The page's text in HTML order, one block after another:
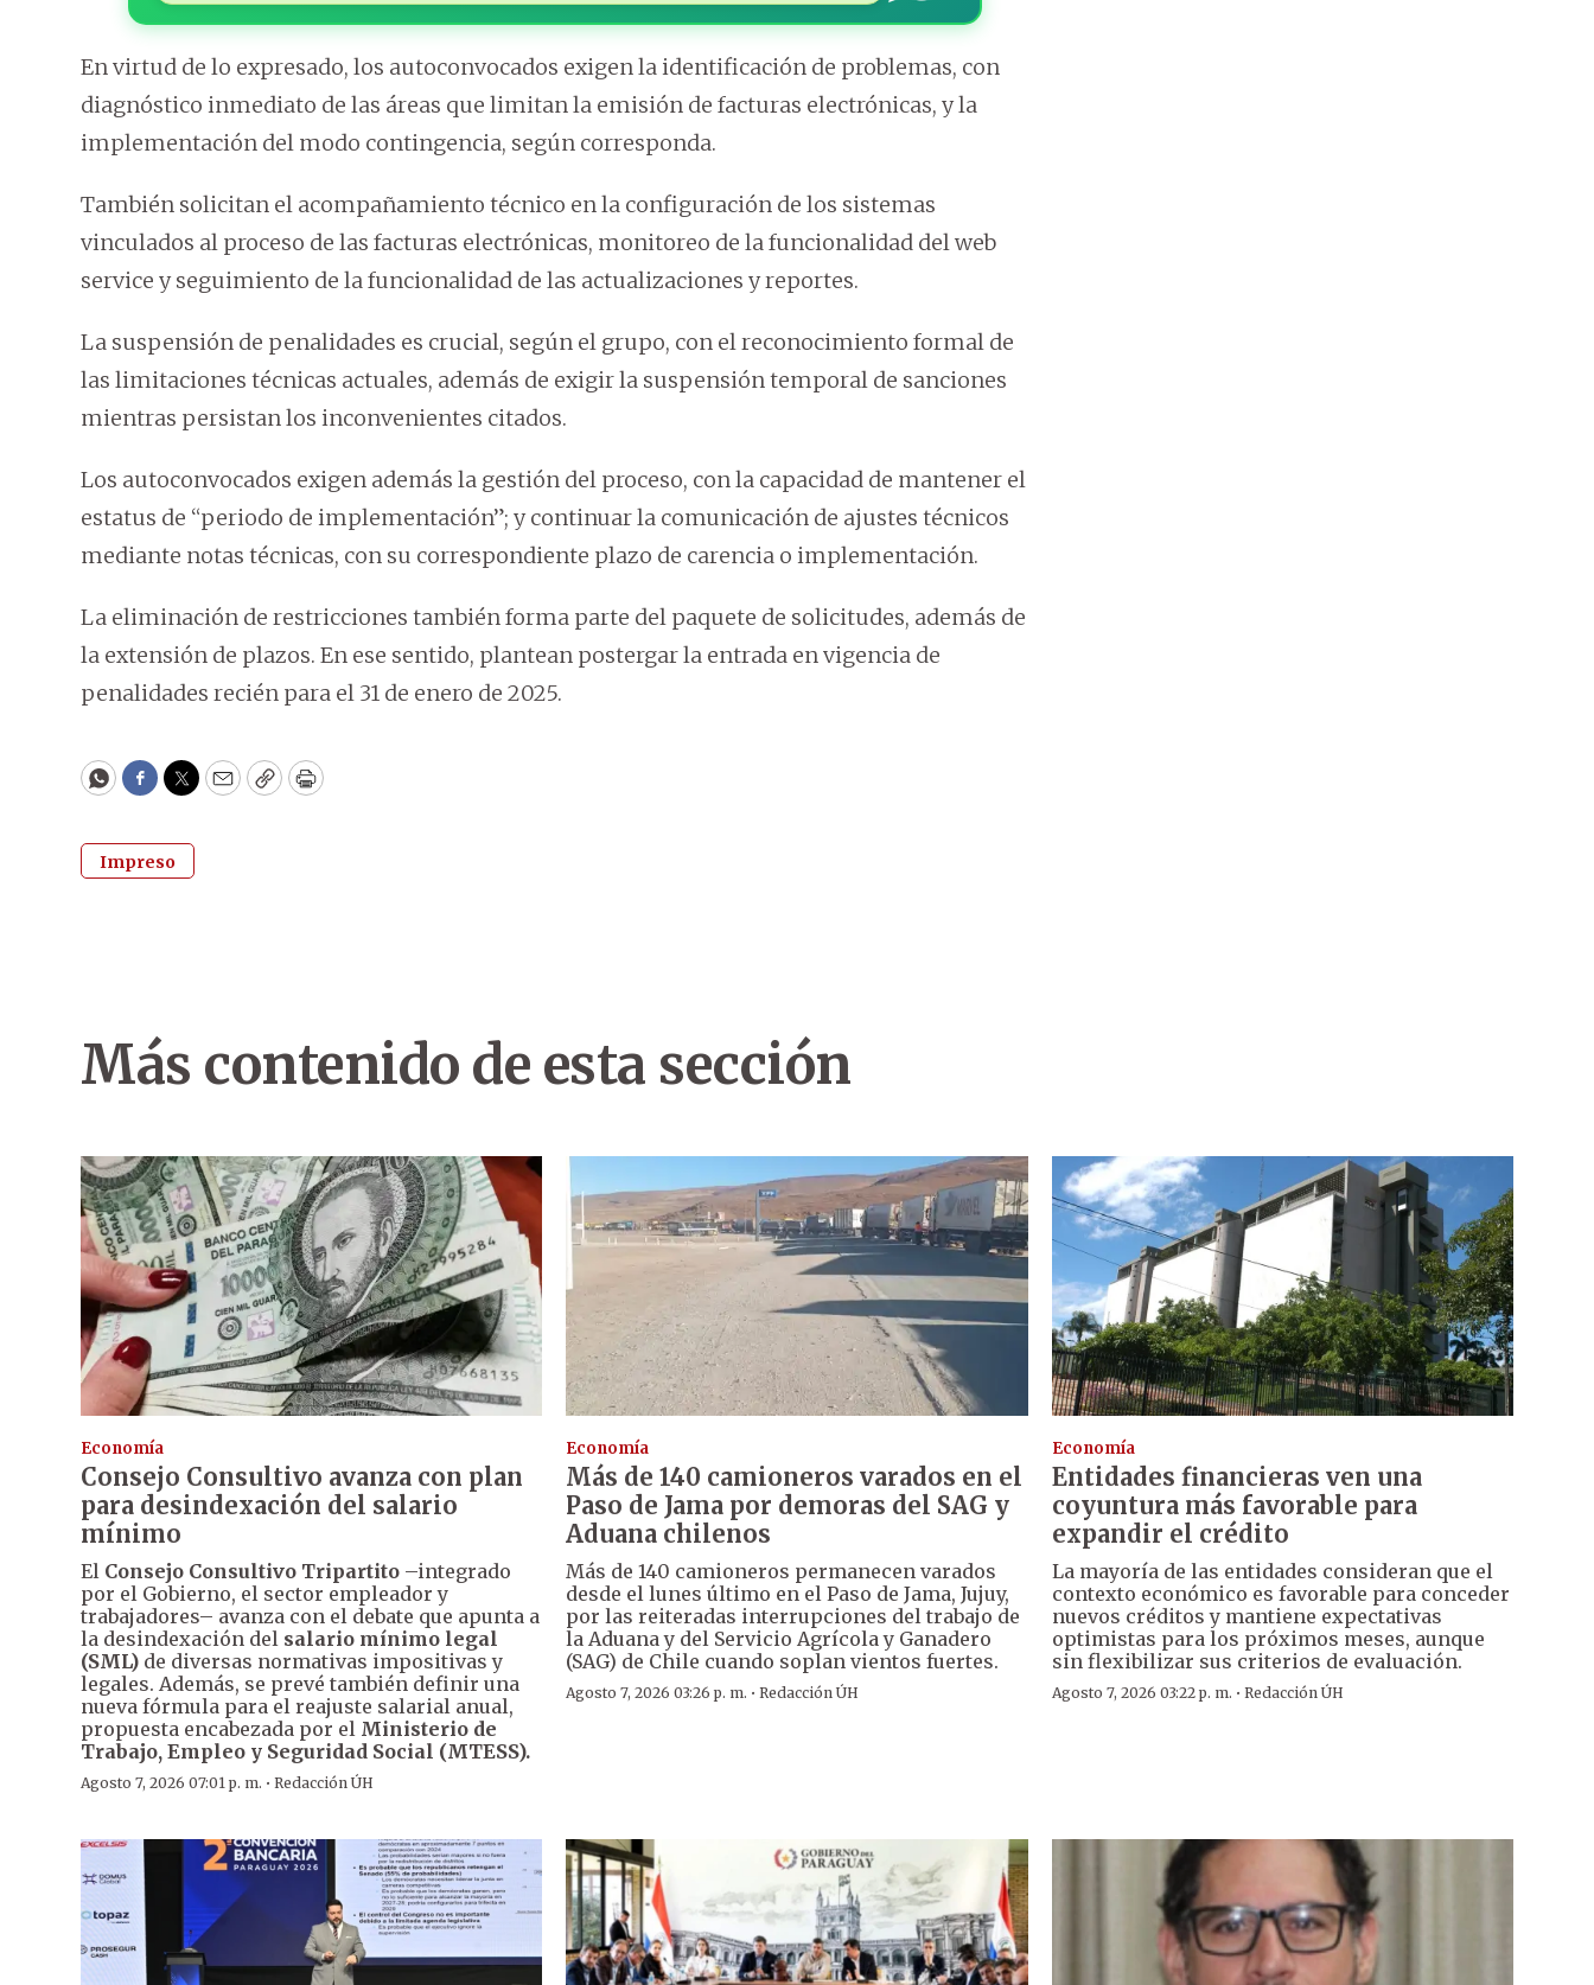
En virtud de lo expresado, los autoconvocados exigen la identificación de problemas, con
diagnóstico inmediato de las áreas que limitan la emisión de facturas electrónicas, y la
implementación del modo contingencia, según corresponda.
También solicitan el acompañamiento técnico en la configuración de los sistemas
vinculados al proceso de las facturas electrónicas, monitoreo de la funcionalidad del web
service y seguimiento de la funcionalidad de las actualizaciones y reportes.
La suspensión de penalidades es crucial, según el grupo, con el reconocimiento formal de
las limitaciones técnicas actuales, además de exigir la suspensión temporal de sanciones
mientras persistan los inconvenientes citados.
Los autoconvocados exigen además la gestión del proceso, con la capacidad de mantener el
estatus de “periodo de implementación”; y continuar la comunicación de ajustes técnicos
mediante notas técnicas, con su correspondiente plazo de carencia o implementación.
La eliminación de restricciones también forma parte del paquete de solicitudes, además de
la extensión de plazos. En ese sentido, plantean postergar la entrada en vigencia de
penalidades recién para el 31 de enero de 2025.
WhatsApp
Facebook
Twitter
EmailCopyPrint
Impreso
Más contenido de esta sección
Economía
Consejo Consultivo avanza con plan
para desindexación del salario
mínimo
El Consejo Consultivo Tripartito –integrado
por el Gobierno, el sector empleador y
trabajadores– avanza con el debate que apunta a
la desindexación del salario mínimo legal
(SML) de diversas normativas impositivas y
legales. Además, se prevé también definir una
nueva fórmula para el reajuste salarial anual,
propuesta encabezada por el Ministerio de
Trabajo, Empleo y Seguridad Social (MTESS).
Agosto 7, 2026 07:01 p. m. · Redacción ÚH
Economía
Más de 140 camioneros varados en el
Paso de Jama por demoras del SAG y
Aduana chilenos
Más de 140 camioneros permanecen varados
desde el lunes último en el Paso de Jama, Jujuy,
por las reiteradas interrupciones del trabajo de
la Aduana y del Servicio Agrícola y Ganadero
(SAG) de Chile cuando soplan vientos fuertes.
Agosto 7, 2026 03:26 p. m. ·Redacción ÚH
Economía
Entidades financieras ven una
coyuntura más favorable para
expandir el crédito
La mayoría de las entidades consideran que el
contexto económico es favorable para conceder
nuevos créditos y mantiene expectativas
optimistas para los próximos meses, aunque
sin flexibilizar sus criterios de evaluación.
Agosto 7, 2026 03:22 p. m. · Redacción ÚH